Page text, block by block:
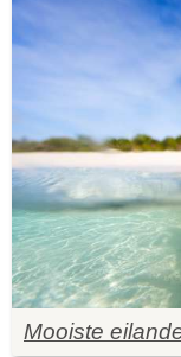
Mooiste